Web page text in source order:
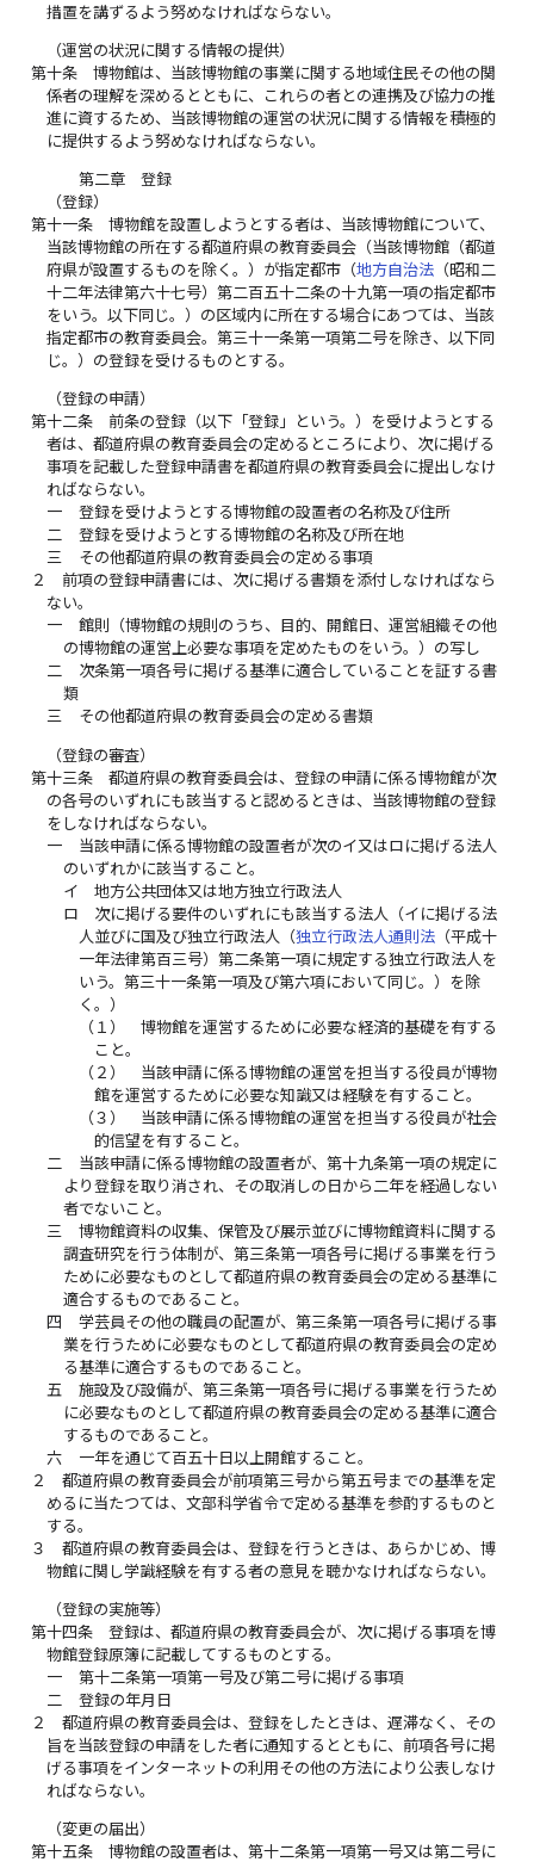
措置を講ずるよう努めなければならない。
（運営の状況に関する情報の提供）
第十条
博物館は、当該博物館の事業に関する地域住民その他の関
係者の理解を深めるとともに、これらの者との連携及び協力の推
進に資するため、当該博物館の運営の状況に関する情報を積極的
に提供するよう努めなければならない。
第二章 登録
（登録）
第十一条
博物館を設置しようとする者は、当該博物館について、
当該博物館の所在する都道府県の教育委員会（当該博物館（都道
府県が設置するものを除く。）が指定都市（地方自治法 （昭和二
十二年法律第六十七号）第二百五十二条の十九第一項の指定都市
をいう。以下同じ。）の区域内に所在する場合にあつては、当該
指定都市の教育委員会。第三十一条第一項第二号を除き、以下同
じ。）の登録を受けるものとする。
（登録の申請）
第十二条
前条の登録（以下「登録」という。）を受けようとする
者は、都道府県の教育委員会の定めるところにより、次に掲げる
事項を記載した登録申請書を都道府県の教育委員会に提出しなけ
ればならない。
一
登録を受けようとする博物館の設置者の名称及び住所
二
登録を受けようとする博物館の名称及び所在地
三
その他都道府県の教育委員会の定める事項
２
前項の登録申請書には、次に掲げる書類を添付しなければなら
ない。
一
館則（博物館の規則のうち、目的、開館日、運営組織その他
の博物館の運営上必要な事項を定めたものをいう。）の写し
二
次条第一項各号に掲げる基準に適合していることを証する書
類
三
その他都道府県の教育委員会の定める書類
（登録の審査）
第十三条
都道府県の教育委員会は、登録の申請に係る博物館が次
の各号のいずれにも該当すると認めるときは、当該博物館の登録
をしなければならない。
一
当該申請に係る博物館の設置者が次のイ又はロに掲げる法人
のいずれかに該当すること。
イ
地方公共団体又は地方独立行政法人
ロ
次に掲げる要件のいずれにも該当する法人（イに掲げる法
人並びに国及び独立行政法人（独立行政法人通則法（平成十
一年法律第百三号）第二条第一項に規定する独立行政法人を
いう。第三十一条第一項及び第六項において同じ。）を除
く。）
（１）
博物館を運営するために必要な経済的基礎を有する
こと。
（２）
当該申請に係る博物館の運営を担当する役員が博物
館を運営するために必要な知識又は経験を有すること。
（３）
当該申請に係る博物館の運営を担当する役員が社会
的信望を有すること。
二
当該申請に係る博物館の設置者が、第十九条第一項の規定に
より登録を取り消され、その取消しの日から二年を経過しない
者でないこと。
三
博物館資料の収集、保管及び展示並びに博物館資料に関する
調査研究を行う体制が、第三条第一項各号に掲げる事業を行う
ために必要なものとして都道府県の教育委員会の定める基準に
適合するものであること。
四
学芸員その他の職員の配置が、第三条第一項各号に掲げる事
業を行うために必要なものとして都道府県の教育委員会の定め
る基準に適合するものであること。
五
施設及び設備が、第三条第一項各号に掲げる事業を行うため
に必要なものとして都道府県の教育委員会の定める基準に適合
するものであること。
六
一年を通じて百五十日以上開館すること。
２
都道府県の教育委員会が前項第三号から第五号までの基準を定
めるに当たつては、文部科学省令で定める基準を参酌するものと
する。
３
都道府県の教育委員会は、登録を行うときは、あらかじめ、博
物館に関し学識経験を有する者の意見を聴かなければならない。
（登録の実施等）
第十四条
登録は、都道府県の教育委員会が、次に掲げる事項を博
物館登録原簿に記載してするものとする。
一
第十二条第一項第一号及び第二号に掲げる事項
二
登録の年月日
２
都道府県の教育委員会は、登録をしたときは、遅滞なく、その
旨を当該登録の申請をした者に通知するとともに、前項各号に掲
げる事項をインターネットの利用その他の方法により公表しなけ
ればならない。
（変更の届出）
第十五条
博物館の設置者は、第十二条第一項第一号又は第二号に